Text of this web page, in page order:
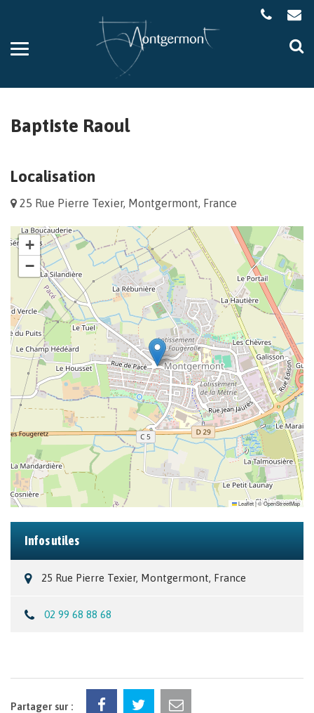
Aller
la
Baptiste Raoul
Localisation
25 Rue Pierre Texier, Montgermont, France
+
−
Leaflet|©OpenStreetMap
Infos utiles
25 Rue Pierre Texier, Montgermont, France
02 99 68 88 68
Partager sur :